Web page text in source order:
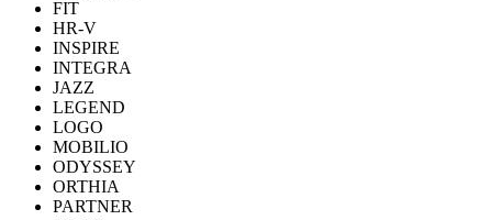
FIT
HR-V
INSPIRE
INTEGRA
JAZZ
LEGEND
LOGO
MOBILIO
ODYSSEY
ORTHIA
PARTNER